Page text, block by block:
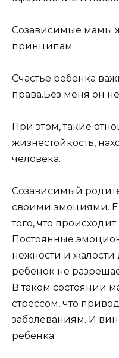
Созависимые мамы
принципам
Счастье ребенка
права.Без меня он
При этом, такие
жизнестойкость,
человека.
Созависимый
своими эмоциями.
того, что
Постоянные
нежности и жалости
ребенок не
В таком состоянии
стрессом, что
заболеваниям. И
ребенка